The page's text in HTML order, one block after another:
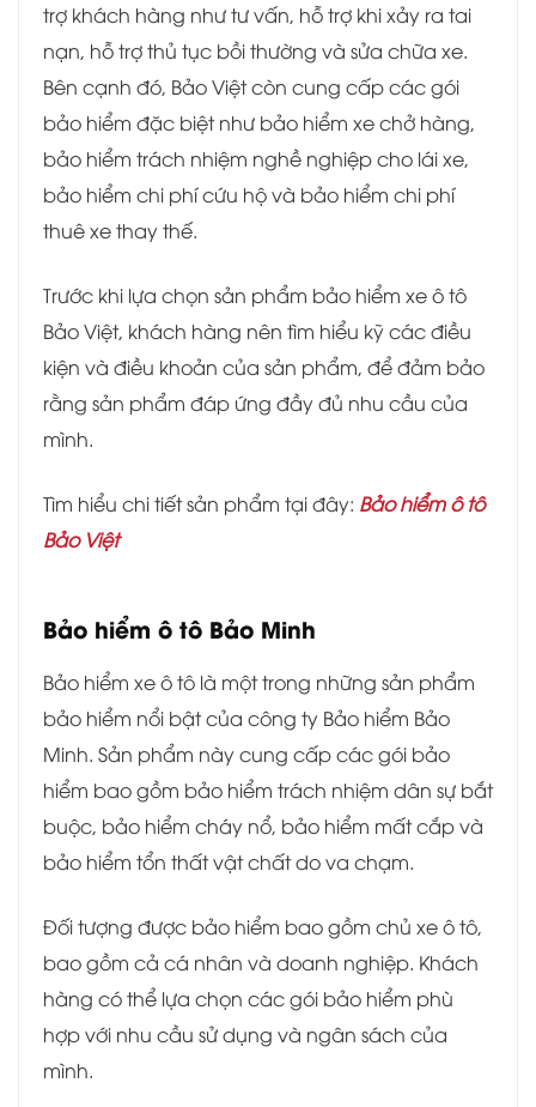
trợ khách hàng như tư vấn, hỗ trợ khi xảy ra tai
nạn, hỗ trợ thủ tục bồi thường và sửa chữa xe.
Bên cạnh đó, Bảo Việt còn cung cấp các gói
bảo hiểm đặc biệt như bảo hiểm xe chở hàng,
bảo hiểm trách nhiệm nghề nghiệp cho lái xe,
bảo hiểm chi phí cứu hộ và bảo hiểm chi phí
thuê xe thay thế.
Trước khi lựa chọn sản phẩm bảo hiểm xe ô tô
Bảo Việt, khách hàng nên tìm hiểu kỹ các điều
kiện và điều khoản của sản phẩm, để đảm bảo
rằng sản phẩm đáp ứng đầy đủ nhu cầu của
mình.
Tìm hiểu chi tiết sản phẩm tại đây: Bảo hiểm ô tô
Bảo Việt
Bảo hiểm ô tô Bảo Minh
Bảo hiểm xe ô tô là một trong những sản phẩm
bảo hiểm nổi bật của công ty Bảo hiểm Bảo
Minh. Sản phẩm này cung cấp các gói bảo
hiểm bao gồm bảo hiểm trách nhiệm dân sự bắt
buộc, bảo hiểm cháy nổ, bảo hiểm mất cắp và
bảo hiểm tổn thất vật chất do va chạm.
Đối tượng được bảo hiểm bao gồm chủ xe ô tô,
bao gồm cả cá nhân và doanh nghiệp. Khách
hàng có thể lựa chọn các gói bảo hiểm phù
hợp với nhu cầu sử dụng và ngân sách của
mình.